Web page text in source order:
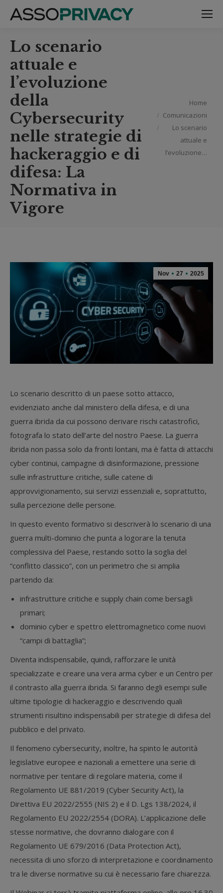
Lo scenario
attuale e
l’evoluzione
della
Cybersecurity
nelle strategie di
hackeraggio e di
difesa: La
Normativa in
Vigore
Home
Comunicazioni
Lo scenario
attuale e
l’evoluzione…
Nov 27 2025
Lo scenario descritto di un paese sotto attacco,
evidenziato anche dal ministero della difesa, e di una
guerra ibrida da cui possono derivare rischi catastrofici,
fotografa lo stato dell’arte del nostro Paese. La guerra
ibrida non passa solo da fronti lontani, ma è fatta di attacchi
cyber continui, campagne di disinformazione, pressione
sulle infrastrutture critiche, sulle catene di
approvvigionamento, sui servizi essenziali e, soprattutto,
sulla percezione delle persone.
In questo evento formativo si descriverà lo scenario di una
guerra multi-dominio che punta a logorare la tenuta
complessiva del Paese, restando sotto la soglia del
“conflitto classico”, con un perimetro che si amplia
partendo da:
infrastrutture critiche e supply chain come bersagli
primari;
dominio cyber e spettro elettromagnetico come nuovi
“campi di battaglia”;
Diventa indispensabile, quindi, rafforzare le unità
specializzate e creare una vera arma cyber e un Centro per
il contrasto alla guerra ibrida. Si faranno degli esempi sulle
ultime tipologie di hackeraggio e descrivendo quali
strumenti risultino indispensabili per strategie di difesa del
pubblico e del privato.
Il fenomeno cybersecurity, inoltre, ha spinto le autorità
legislative europee e nazionali a emettere una serie di
normative per tentare di regolare materia, come il
Regolamento UE 881/2019 (Cyber Security Act), la
Direttiva EU 2022/2555 (NIS 2) e il D. Lgs 138/2024, il
Regolamento EU 2022/2554 (DORA). L’applicazione delle
stesse normative, che dovranno dialogare con il
Regolamento UE 679/2016 (Data Protection Act),
necessita di uno sforzo di interpretazione e coordinamento
tra le diverse normative su cui è necessario fare chiarezza.